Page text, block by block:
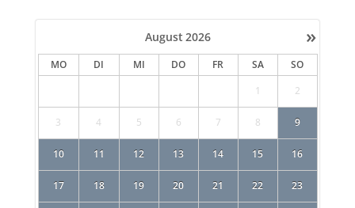
»
August 2026
MO DI MI DO FR SA
SO
1
2
3 4 5 6 7 8 9
10 11 12 13 14 15 16
17 18 19 20 21 22 23